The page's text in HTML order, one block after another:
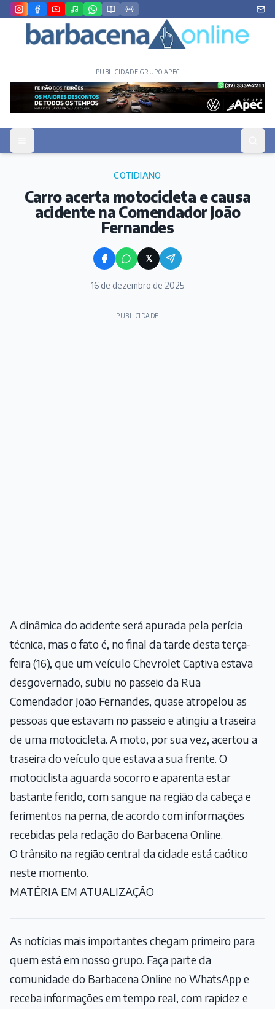
PUBLICIDADE GRUPO APEC
COTIDIANO
Carro acerta motocicleta e causa
acidente na Comendador João
Fernandes
𝕏
16 de dezembro de 2025
PUBLICIDADE
A dinâmica do acidente será apurada pela perícia
técnica, mas o fato é, no final da tarde desta terça-
feira (16), que um veículo Chevrolet Captiva estava
desgovernado, subiu no passeio da Rua
Comendador João Fernandes, quase atropelou as
pessoas que estavam no passeio e atingiu a traseira
de uma motocicleta. A moto, por sua vez, acertou a
traseira do veículo que estava a sua frente. O
motociclista aguarda socorro e aparenta estar
bastante ferido, com sangue na região da cabeça e
ferimentos na perna, de acordo com informações
recebidas pela redação do Barbacena Online.
O trânsito na região central da cidade está caótico
neste momento.
MATÉRIA EM ATUALIZAÇÃO
As notícias mais importantes chegam primeiro para
quem está em nosso grupo. Faça parte da
comunidade do Barbacena Online no WhatsApp e
receba informações em tempo real, com rapidez e